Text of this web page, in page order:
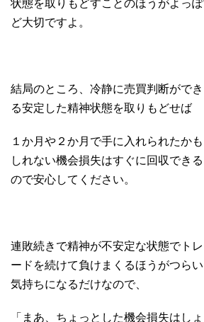
状態を取りもどすことのほうがよっぽ
ど大切ですよ。
結局のところ、冷静に売買判断ができ
る安定した精神状態を取りもどせば
１か月や２か月で手に入れられたかも
しれない機会損失はすぐに回収できる
ので安心してください。
連敗続きで精神が不安定な状態でトレ
ードを続けて負けまくるほうがつらい
気持ちになるだけなので、
「まあ、ちょっとした機会損失はしょ